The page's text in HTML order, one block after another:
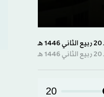
seconds
of
42
90%
20